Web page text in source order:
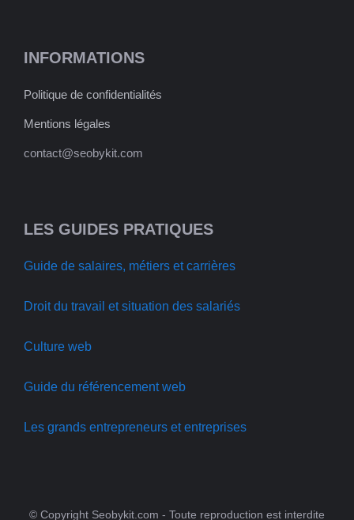
INFORMATIONS
Politique de confidentialités
Mentions légales
contact@seobykit.com
LES GUIDES PRATIQUES
Guide de salaires, métiers et carrières
Droit du travail et situation des salariés
Culture web
Guide du référencement web
Les grands entrepreneurs et entreprises
© Copyright Seobykit.com - Toute reproduction est interdite